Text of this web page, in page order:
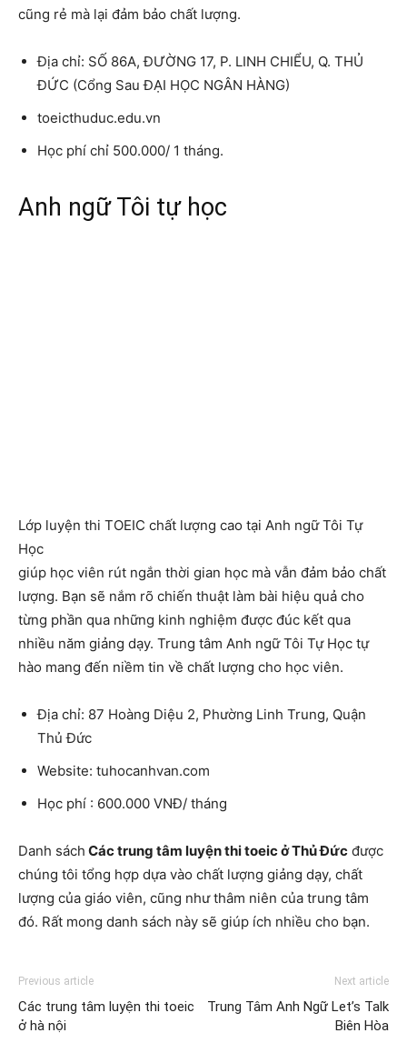
cũng rẻ mà lại đảm bảo chất lượng.
Địa chỉ: SỐ 86A, ĐƯỜNG 17, P. LINH CHIỂU, Q. THỦ
ĐỨC (Cổng Sau ĐẠI HỌC NGÂN HÀNG)
toeicthuduc.edu.vn
Học phí chỉ 500.000/ 1 tháng.
Anh ngữ Tôi tự học
Lớp luyện thi TOEIC chất lượng cao tại Anh ngữ Tôi Tự
Học
giúp học viên rút ngắn thời gian học mà vẫn đảm bảo chất
lượng. Bạn sẽ nắm rõ chiến thuật làm bài hiệu quả cho
từng phần qua những kinh nghiệm được đúc kết qua
nhiều năm giảng dạy. Trung tâm Anh ngữ Tôi Tự Học tự
hào mang đến niềm tin về chất lượng cho học viên.
Địa chỉ: 87 Hoàng Diệu 2, Phường Linh Trung, Quận
Thủ Đức
Website: tuhocanhvan.com
Học phí : 600.000 VNĐ/ tháng
Danh sách Các trung tâm luyện thi toeic ở Thủ Đức được
chúng tôi tổng hợp dựa vào chất lượng giảng dạy, chất
lượng của giáo viên, cũng như thâm niên của trung tâm
đó. Rất mong danh sách này sẽ giúp ích nhiều cho bạn.
Previous article
Các trung tâm luyện thi toeic
ở hà nội
Next article
Trung Tâm Anh Ngữ Let’s Talk
Biên Hòa